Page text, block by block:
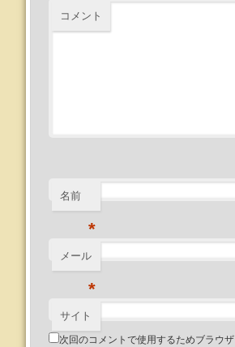
コメント
名前
*
メール
*
サイト
次回のコメントで使用するためブラウザ